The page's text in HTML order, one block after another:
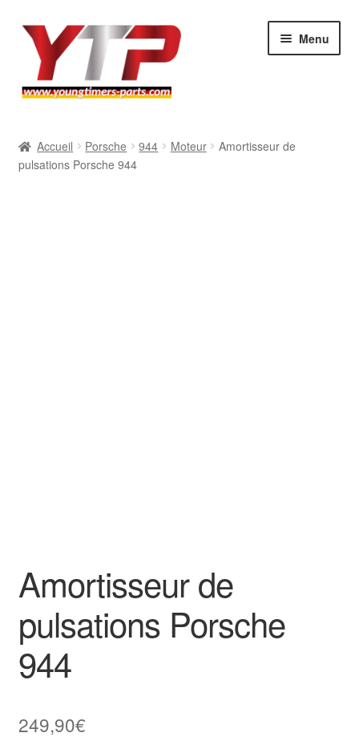
Aller
navigation
Aller
contenu
Menu
BMW
Accueil Porsche 944 Moteur
Amortisseur de
pulsations Porsche 944
Amortisseur de
pulsations Porsche
944
249,90€